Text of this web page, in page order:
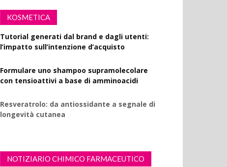
KOSMETICA
Tutorial generati dal brand e dagli utenti:
l’impatto sull’intenzione d’acquisto
Formulare uno shampoo supramolecolare
con tensioattivi a base di amminoacidi
Resveratrolo: da antiossidante a segnale di
longevità cutanea
NOTIZIARIO CHIMICO FARMACEUTICO